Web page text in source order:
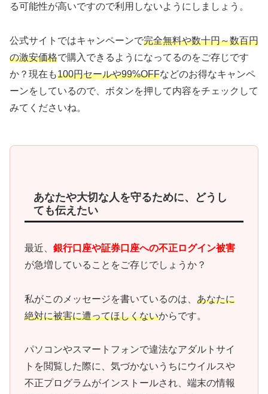
る可能性が高いですので利用しないようにしましょう。
公式サイトではキャンペーンで完全無料や数十円～数百円
の激安価格で購入できるようになってるのをご存じです
か？現在も100円セールや99%OFFなどのお得なキャンペ
ーンをしているので、ボタンを押して内容をチェックして
みてくださいね。
あなたや大切な人を守るために、どうし
ても伝えたい
最近、 銀行口座や証券口座への不正ログイン被害
が急増していることをご存じでしょうか？
私がこのメッセージを書いているのは、 あなたに
絶対に被害に遭ってほしくないからです。
パソコンやスマートフォンで違法なアダルトサイ
トを閲覧した際に、気づかないうちにウイルスや
不正プログラムがインストールされ、端末の情報